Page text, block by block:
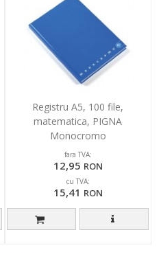
Registru A5, 100 file,
matematica, PIGNA
Monocromo
fara TVA:
12,95 RON
cu TVA:
15,41 RON